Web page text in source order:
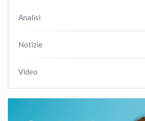
Analisi
Notizie
Video